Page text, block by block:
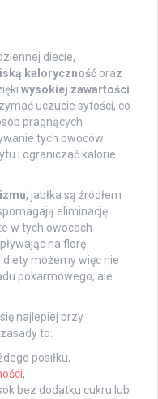
diecie,
kaloryczność oraz
wysokiej zawartości
uczucie sytości, co
pragnących
tych owoców
i ograniczać kalorie
, jabłka są źródłem
eliminację
w tych owocach
na florę
diety możemy więc nie
pokarmowego, ale
najlepiej przy
to:
posiłku,
,
bez dodatku cukru lub